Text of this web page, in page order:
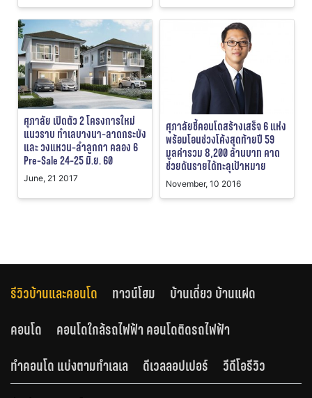
ศุภาลัย เปิดตัว 2 โครงการใหม่
แนวราบ ทำเลบางนา-ลาดกระบัง
และ วงแหวน-ลำลูกกา คลอง 6
Pre-Sale 24-25 มิ.ย. 60
June, 21 2017
ศุภาลัยชี้คอนโดสร้างเสร็จ 6 แห่ง
พร้อมโอนช่วงโค้งสุดท้ายปี 59
มูลค่ารวม 8,200 ล้านบาท คาด
ช่วยดันรายได้ทะลุเป้าหมาย
November, 10 2016
รีวิวบ้านและคอนโด ทาวน์โฮม
บ้านเดี่ยว บ้านแฝด
คอนโด
คอนโดใกล้รถไฟฟ้า คอนโดติดรถไฟฟ้า
ทำคอนโด แบ่งตามทำเลเล
ดีเวลลอปเปอร์ วีดีโอรีวิว